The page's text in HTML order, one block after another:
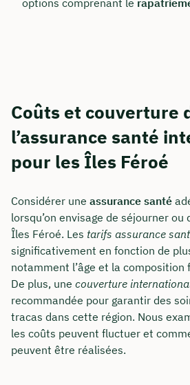
Coûts et couverture
l’assurance santé
pour les Îles Féroé
Considérer une assurance santé
lorsqu’on envisage de séjourner ou
Îles Féroé. Les tarifs assurance
significativement en fonction de
notamment l’âge et la composition
De plus, une couverture
recommandée pour garantir des
tracas dans cette région. Nous
les coûts peuvent fluctuer et
peuvent être réalisées.
Apprenez à nous connaître
en direct et en couleur